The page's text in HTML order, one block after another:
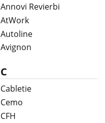
Annovi Revierbi
AtWork
Autoline
Avignon
C
Cabletie
Cemo
CFH